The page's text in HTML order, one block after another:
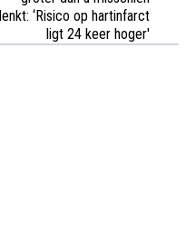
‘Risico op hartinfarct
ligt 24 keer hoger'